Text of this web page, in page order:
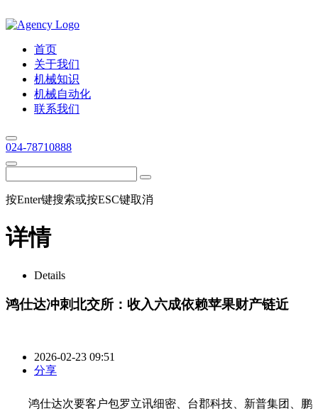
首页
关于我们
机械知识
机械自动化
联系我们
024-78710888
按Enter键搜索或按ESC键取消
详情
Details
鸿仕达冲刺北交所：收入六成依赖苹果财产链近
2026-02-23 09:51
分享
鸿仕达次要客户包罗立讯细密、台郡科技、新普集团、鹏